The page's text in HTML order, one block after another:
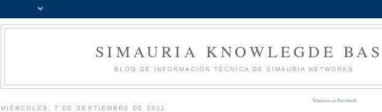
SIMAURIA KNOWLEGDE
BLOG DE INFORMACIÓN TÉCNICA DE SIMAURIA NETWORKS
MIÉRCOLES, 7 DE SEPTIEMBRE DE 2011
Simauria en Facebook